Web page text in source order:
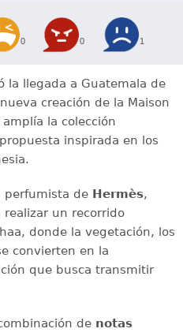
0 0 1
la llegada a Guatemala de
creación de la Maison
la colección
inspirada en los
perfumista de Hermès,
un recorrido
donde la vegetación, los
convierten en la
que busca transmitir
de notas